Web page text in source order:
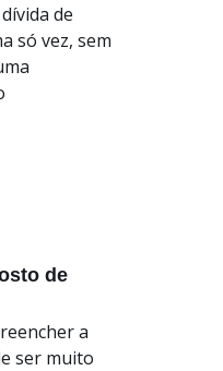
de
só vez, sem
de
a
ser muito